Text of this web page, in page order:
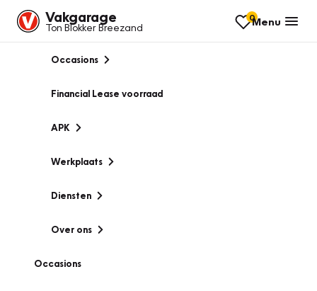
Vakgarage
Ton Blokker Breezand
0Menu
Occasions
Financial Lease voorraad
APK
Werkplaats
Diensten
Over ons
Occasions